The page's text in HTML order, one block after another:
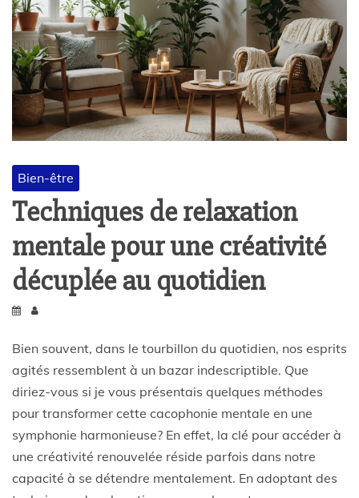
Bien-être
Techniques de relaxation
mentale pour une créativité
décuplée au quotidien
Bien souvent, dans le tourbillon du quotidien, nos esprits
agités ressemblent à un bazar indescriptible. Que
diriez-vous si je vous présentais quelques méthodes
pour transformer cette cacophonie mentale en une
symphonie harmonieuse? En effet, la clé pour accéder à
une créativité renouvelée réside parfois dans notre
capacité à se détendre mentalement. En adoptant des